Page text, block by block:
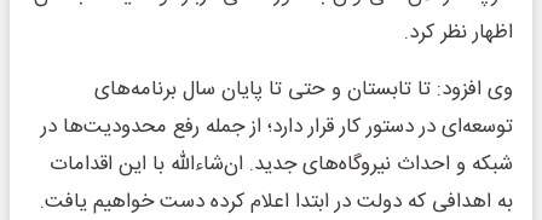
اظهار نظر کرد.
وی افزود: تا تابستان و حتی تا پایان سال برنامه‌های
توسعه‌ای در دستور کار قرار دارد؛ از جمله رفع محدودیت‌ها در
شبکه و احداث نیروگاه‌های جدید. ان‌شاءالله با این اقدامات
به اهدافی که دولت در ابتدا اعلام کرده دست خواهیم یافت.